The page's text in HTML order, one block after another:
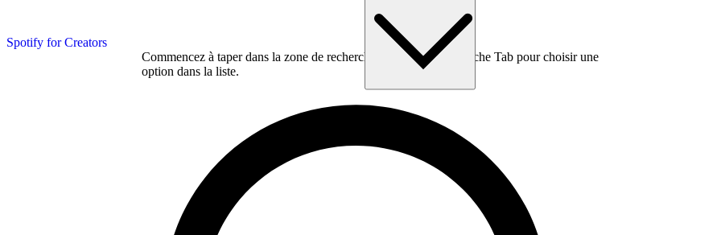
Spotify for Creators
Commencez à taper dans la zone de recherche, puis utilisez la touche Tab pour choisir une
option dans la liste.